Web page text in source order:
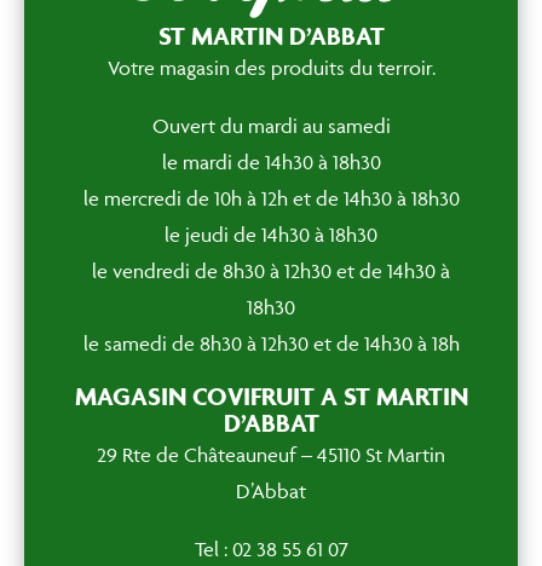
ST MARTIN D’ABBAT
Votre magasin des produits du terroir.
Ouvert du mardi au samedi
le mardi de 14h30 à 18h30
le mercredi de 10h à 12h et de 14h30 à 18h30
le jeudi de 14h30 à 18h30
le vendredi de 8h30 à 12h30 et de 14h30 à
18h30
le samedi de 8h30 à 12h30 et de 14h30 à 18h
MAGASIN COVIFRUIT A ST MARTIN
D’ABBAT
29 Rte de Châteauneuf – 45110 St Martin
D’Abbat
Tel : 02 38 55 61 07